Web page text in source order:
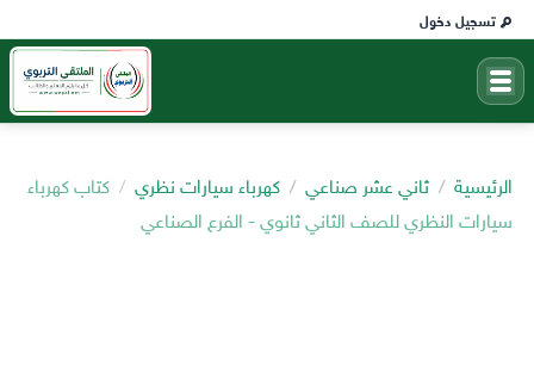
تسجيل دخول
الرئيسية ثاني عشر صناعي كهرباء سيارات نظري
كتاب كهرباء
سيارات النظري للصف الثاني ثانوي - الفرع الصناعي